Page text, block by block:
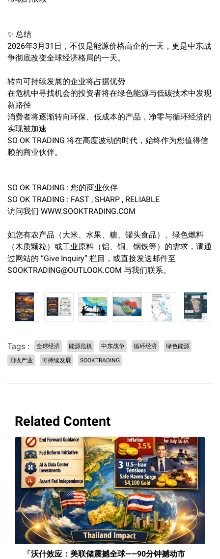
✨ 总结
2026年3月31日，不仅是能源价格高企的一天，更是中东战
争彻底改变全球经济格局的一天。
转向可持续发展的企业将占据优势
在危机中寻找机会的投资者将在绿色能源与低碳技术中发现
新路径
消费者将逐渐转向环保、低成本的产品，净零与循环经济的
实现被加速
SO OK TRADING 将在高度波动的时代，始终作为您值得信
赖的商业伙伴。
SO OK TRADING : 您的商业伙伴
SO OK TRADING : FAST , SHARP , RELIABLE
访问我们 WWW.SOOKTRADING.COM
如您有农产品（大米、水果、糖、罐头食品）、绿色燃料
（木质颗粒）或工业原料（铝、铜、钢铁等）的需求，请通
过网站的 “Give Inquiry” 栏目，或直接发送邮件至
SOOKTRADING@OUTLOOK.COM 与我们联系。
Tags : 全球经济 能源危机 中东战争 循环经济 绿色能源
回收产业 可持续发展 SOOKTRADING
Related Content
「沃什效应：美联储震撼全球——90分钟撼动市